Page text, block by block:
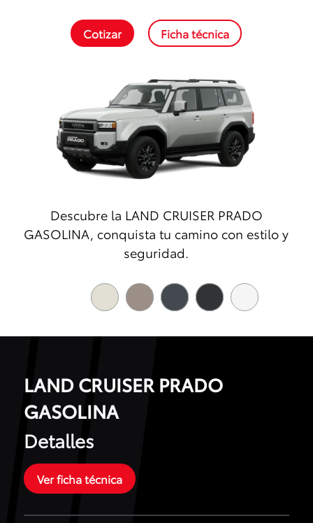
Cotizar Ficha técnica
Descubre la LAND CRUISER PRADO
GASOLINA, conquista tu camino con estilo y
seguridad.
LAND CRUISER PRADO
GASOLINA
Detalles
Ver ficha técnica